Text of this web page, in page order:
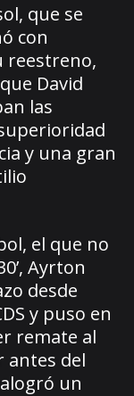
que se
con
reestreno,
David
las
y una gran
el que no
Ayrton
desde
y puso en
remate al
antes del
un